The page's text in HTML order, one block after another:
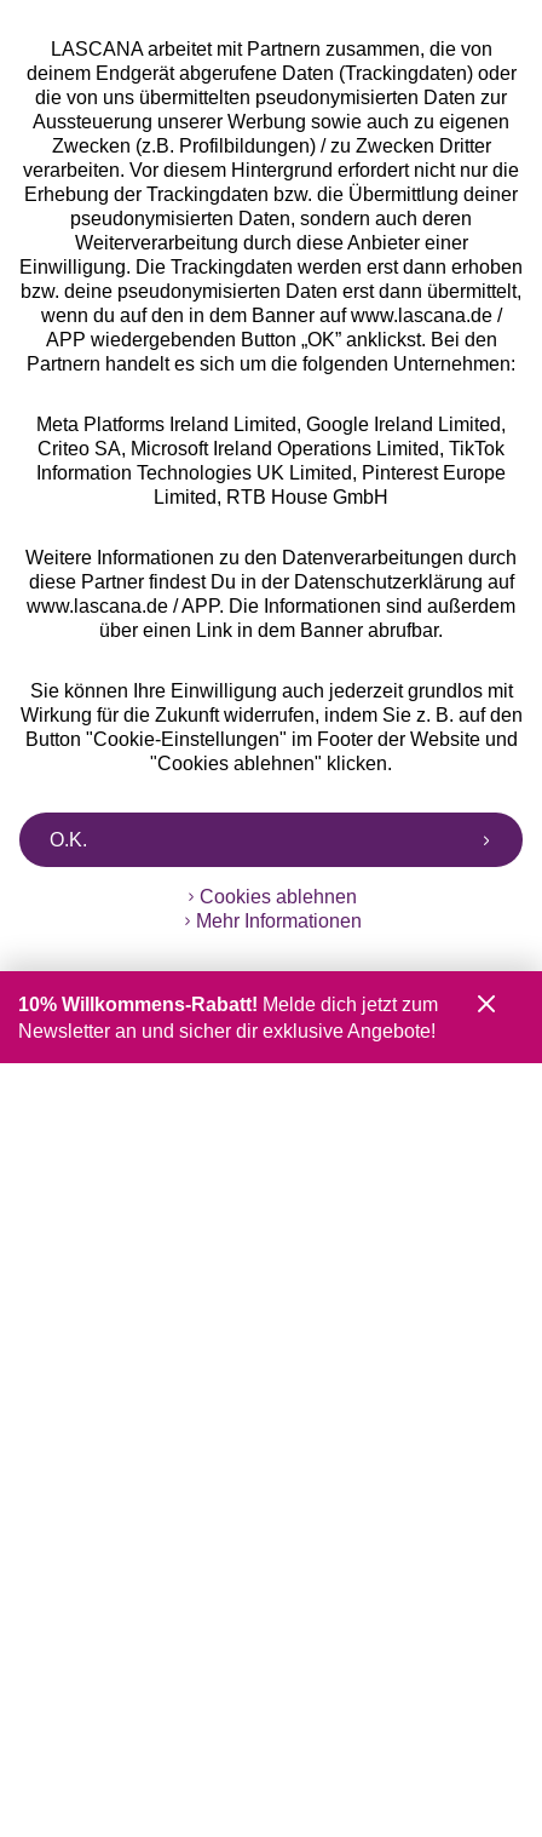
Services
Beratung
Über uns
Rechtliches
Alle Preise inkl. MwSt., zzgl.
Versandkosten
** Bonität vorausgesetzt, berechtigt zur Bonitätsprüfung
LASCANA arbeitet mit Partnern zusammen, die von
deinem Endgerät abgerufene Daten (Trackingdaten) oder
die von uns übermittelten pseudonymisierten Daten zur
Aussteuerung unserer Werbung sowie auch zu eigenen
Zwecken (z.B. Profilbildungen) / zu Zwecken Dritter
verarbeiten. Vor diesem Hintergrund erfordert nicht nur die
Erhebung der Trackingdaten bzw. die Übermittlung deiner
pseudonymisierten Daten, sondern auch deren
Weiterverarbeitung durch diese Anbieter einer
Einwilligung. Die Trackingdaten werden erst dann erhoben
bzw. deine pseudonymisierten Daten erst dann übermittelt,
wenn du auf den in dem Banner auf www.lascana.de /
APP wiedergebenden Button „OK” anklickst. Bei den
Partnern handelt es sich um die folgenden Unternehmen:
Meta Platforms Ireland Limited, Google Ireland Limited,
Criteo SA, Microsoft Ireland Operations Limited, TikTok
Information Technologies UK Limited, Pinterest Europe
Limited, RTB House GmbH
Weitere Informationen zu den Datenverarbeitungen durch
diese Partner findest Du in der Datenschutzerklärung auf
www.lascana.de / APP. Die Informationen sind außerdem
über einen Link in dem Banner abrufbar.
Sie können Ihre Einwilligung auch jederzeit grundlos mit
Wirkung für die Zukunft widerrufen, indem Sie z. B. auf den
Button "Cookie-Einstellungen" im Footer der Website und
"Cookies ablehnen" klicken.
O.K.
Cookies ablehnen
Mehr Informationen
10% Willkommens-Rabatt! Melde dich jetzt zum
Newsletter an und sicher dir exklusive Angebote!